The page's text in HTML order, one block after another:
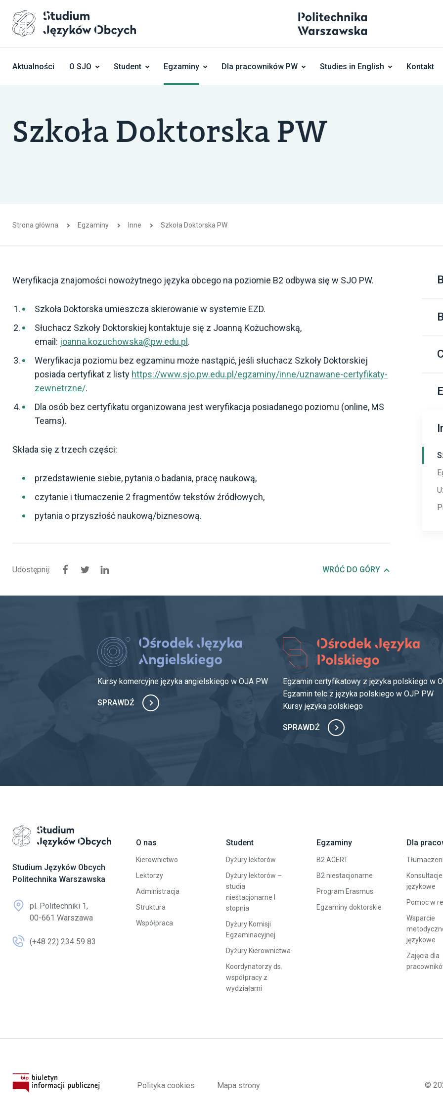
Aktualności O SJO Student Egzaminy Dla pracowników PW Studies in English Kontakt
Szkoła Doktorska PW
Strona główna Egzaminy Inne Szkoła Doktorska PW
Weryfikacja znajomości nowożytnego języka obcego na poziomie B2 odbywa się w SJO PW.
Szkoła Doktorska umieszcza skierowanie w systemie EZD.
Słuchacz Szkoły Doktorskiej kontaktuje się z Joanną Kożuchowską,
email: joanna.kozuchowska@pw.edu.pl .
Weryfikacja poziomu bez egzaminu może nastąpić, jeśli słuchacz Szkoły Doktorskiej
posiada certyfikat z listy https://www.sjo.pw.edu.pl/egzaminy/inne/uznawane-certyfikaty-
zewnetrzne/.
Dla osób bez certyfikatu organizowana jest weryfikacja posiadanego poziomu (online, MS
Teams).
Składa się z trzech części:
przedstawienie siebie, pytania o badania, pracę naukową,
czytanie i tłumaczenie 2 fragmentów tekstów źródłowych,
pytania o przyszłość naukową/biznesową.
Udostępnij: Udostępnij na Facebook
Udostępnij na Twitter
Udostępnij na Linkedin WRÓĆ DO GÓRY
Kursy komercyjne języka angielskiego w OJA PW
SPRAWDŹ
Egzamin certyfikatowy z języka polskiego w
Egzamin telc z języka polskiego w OJP PW
Kursy języka polskiego
SPRAWDŹ
Studium Języków Obcych
Politechnika Warszawska
pl. Politechniki 1,
00-661 Warszawa
(+48 22) 234 59 83
O nas
Kierownictwo
Lektorzy
Administracja
Struktura
Współpraca
Student
Dyżury lektorów
Dyżury lektorów –
studia
niestacjonarne I
stopnia
Dyżury Komisji
Egzaminacyjnej
Dyżury Kierownictwa
Koordynatorzy ds.
współpracy z
wydziałami
Egzaminy
B2 ACERT
B2 niestacjonarne
Program Erasmus
Egzaminy doktorskie
Dla
Konsultacje
językowe
Pomoc w
Wsparcie
językowe
Zajęcia dla
Polityka cookies Mapa strony ©